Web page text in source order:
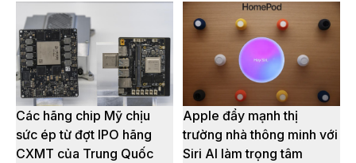
Các hãng chip Mỹ chịu
sức ép từ đợt IPO hãng
CXMT của Trung Quốc
Apple đẩy mạnh thị
trường nhà thông minh với
Siri AI làm trọng tâm